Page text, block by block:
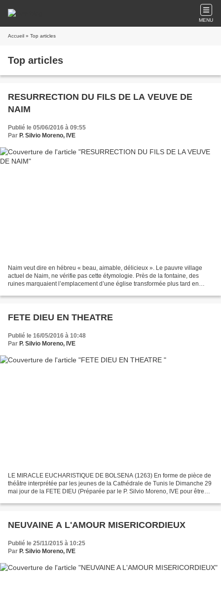
MENU
Accueil » Top articles
Top articles
RESURRECTION DU FILS DE LA VEUVE DE
NAIM
Publié le 05/06/2016 à 09:55
Par P. Silvio Moreno, IVE
Naim veut dire en hébreu « beau, aimable, délicieux ». Le pauvre village
actuel de Naim, ne vérifie pas cette étymologie. Près de la fontaine, des
ruines marquaient l’emplacement d’une église transformée plus tard en
FETE DIEU EN THEATRE
Publié le 16/05/2016 à 10:48
Par P. Silvio Moreno, IVE
LE MIRACLE EUCHARISTIQUE DE BOLSENA (1263) En forme de pièce de
théâtre interprétée par les jeunes de la Cathédrale de Tunis le Dimanche 29
mai jour de la FETE DIEU (Préparée par le P. Silvio Moreno, IVE pour être
NEUVAINE A L'AMOUR MISERICORDIEUX
Publié le 25/11/2015 à 10:25
Par P. Silvio Moreno, IVE